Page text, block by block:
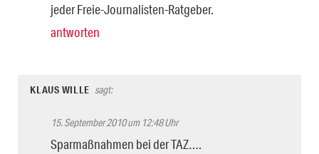
jeder Freie-Journalisten-Ratgeber.
antworten
KLAUS WILLE sagt:
15. September 2010 um 12:48 Uhr
Sparmaßnahmen bei der TAZ….